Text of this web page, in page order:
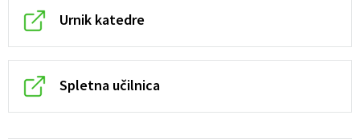
Urnik katedre
Spletna učilnica